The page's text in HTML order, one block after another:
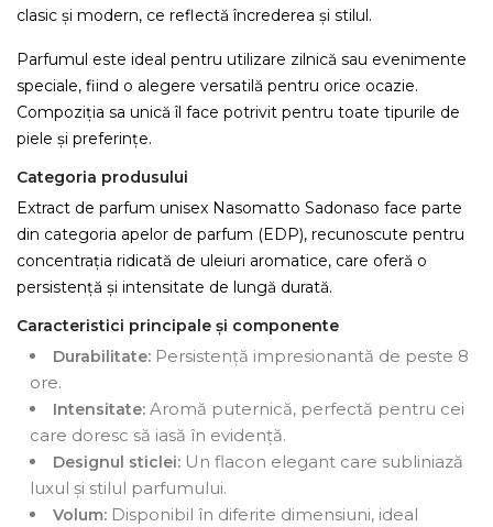
clasic și modern, ce reflectă încrederea și stilul.
Parfumul este ideal pentru utilizare zilnică sau evenimente
speciale, fiind o alegere versatilă pentru orice ocazie.
Compoziția sa unică îl face potrivit pentru toate tipurile de
piele și preferințe.
Categoria produsului
Extract de parfum unisex Nasomatto Sadonaso face parte
din categoria apelor de parfum (EDP), recunoscute pentru
concentrația ridicată de uleiuri aromatice, care oferă o
persistență și intensitate de lungă durată.
Caracteristici principale și componente
Durabilitate: Persistență impresionantă de peste 8
ore.
Intensitate: Aromă puternică, perfectă pentru cei
care doresc să iasă în evidență.
Designul sticlei: Un flacon elegant care subliniază
luxul și stilul parfumului.
Volum: Disponibil în diferite dimensiuni, ideal